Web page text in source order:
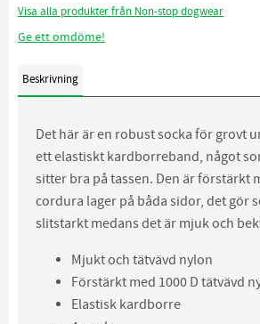
Visa alla produkter från Non-stop dogwear
Ge ett omdöme!
Beskrivning
Det här är en robust socka för grovt
ett elastiskt kardborreband, något
sitter bra på tassen. Den är förstärkt
cordura lager på båda sidor, det gör
slitstarkt medans det är mjuk och
Mjukt och tätvävd nylon
Förstärkt med 1000 D tätvävd
Elastisk kardborre